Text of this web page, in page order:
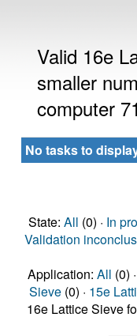
Valid 16e
smaller
computer
No tasks to
State: All (0) · In
Validation
Application: All (0) ·
Sieve (0) · 15e
16e Lattice Sieve